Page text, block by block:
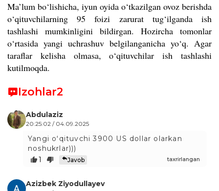
Ma’lum bo‘lishicha, iyun oyida o‘tkazilgan ovoz berishda
o‘qituvchilarning 95 foizi zarurat tug‘ilganda ish
tashlashi mumkinligini bildirgan. Hozircha tomonlar
o‘rtasida yangi uchrashuv belgilanganicha yo‘q. Agar
taraflar kelisha olmasa, o‘qituvchilar ish tashlashi
kutilmoqda.
Izohlar2
Abdulaziz
20:25:02 / 04.09.2025
Yangi oʻqituvchi 3900 US dollar olarkan
noshukrlar)))
taxrirlangan
1 Javob
Azizbek Ziyodullayev